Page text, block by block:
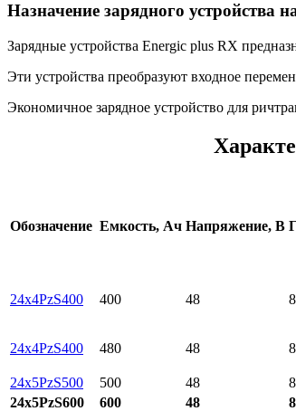
Назначение зарядного устройства
Зарядные устройства Energic plus RX
Эти устройства преобразуют входное
Экономичное зарядное устройство для
Обозначение Емкость, Ач Напряжение, В
24х4PzS400 400 48
24х4PzS400 480 48
24х5PzS500 500 48
24х5PzS600
600 48